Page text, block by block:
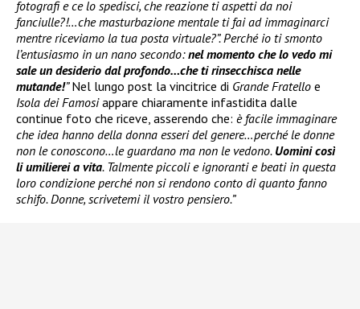
fotografi e ce lo spedisci, che reazione ti aspetti da noi
fanciulle?!…che masturbazione mentale ti fai ad immaginarci
mentre riceviamo la tua posta virtuale?”. Perché io ti smonto
l’entusiasmo in un nano secondo:nel momento che lo vedo mi
sale un desiderio dal profondo…che ti rinsecchisca nelle
mutande!”Nel lungo post la vincitrice di Grande Fratello e
Isola dei Famosiappare chiaramente infastidita dalle
continue foto che riceve, asserendo che: è facile immaginare
che idea hanno della donna esseri del genere…perché le donne
non le conoscono…le guardano ma non le vedono. Uomini così
li umilierei a vita. Talmente piccoli e ignoranti e beati in questa
loro condizione perché non si rendono conto di quanto fanno
schifo. Donne, scrivetemi il vostro pensiero.”